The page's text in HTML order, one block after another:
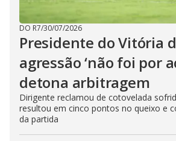
DO R7/30/07/2026
Presidente do Vitória
agressão ‘não foi por
detona arbitragem
Dirigente reclamou de cotovelada
resultou em cinco pontos no queixo e
da partida